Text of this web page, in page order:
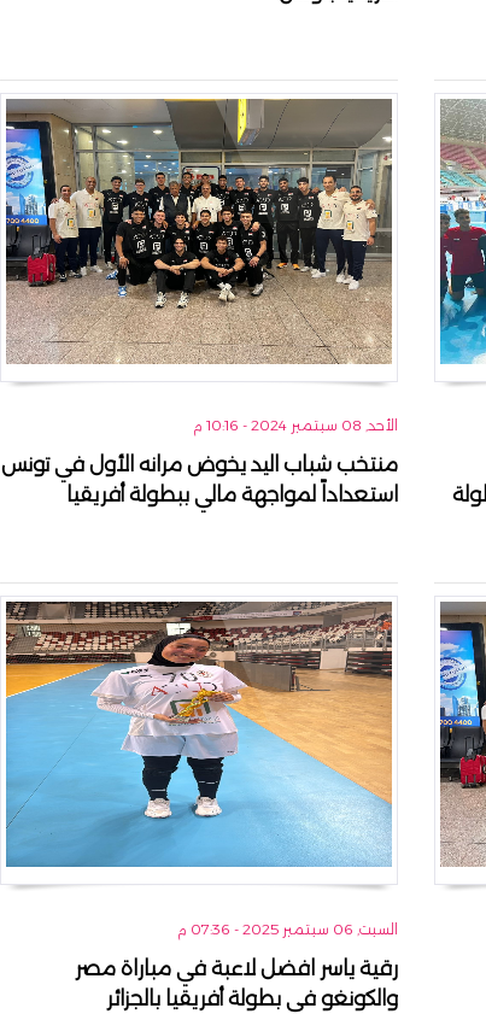
الأحد, 08 سبتمبر 2024 - 10:16 م
منتخب شباب اليد يخوض مرانه الأول في تونس
استعداداً لمواجهة مالي ببطولة أفريقيا
السبت, 06 سبتمبر 2025 - 07:36 م
رقية ياسر افضل لاعبة في مباراة مصر
والكونغو في بطولة أفريقيا بالجزائر